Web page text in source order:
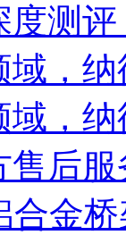
测
，
，
后
合金